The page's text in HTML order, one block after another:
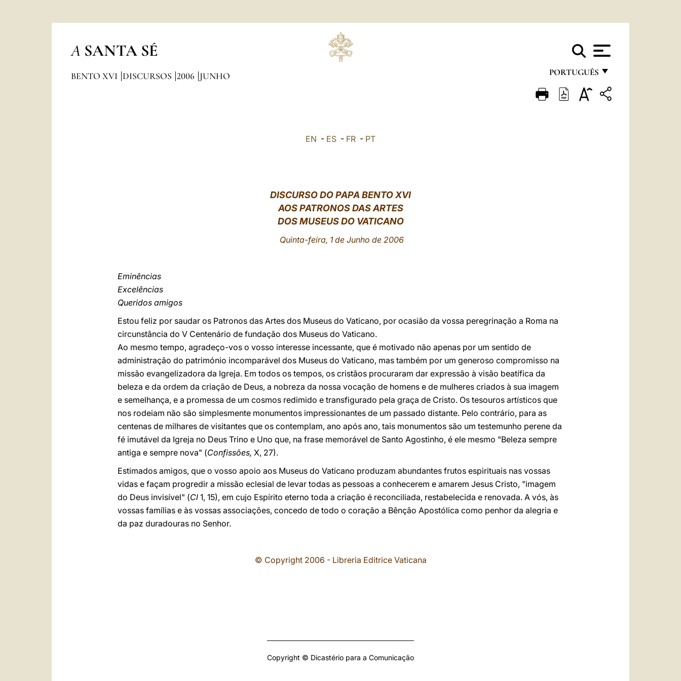
A SANTA SÉ
PORTUGUÊS
FRANÇAIS
BENTO XVI DISCURSOS 2006 JUNHO
EN - ES - FR - PT
DISCURSO DO PAPA BENTO XVI
AOS PATRONOS DAS ARTES
DOS MUSEUS DO VATICANO
Quinta-feira, 1 de Junho de 2006
Eminências
Excelências
Queridos amigos
Estou feliz por saudar os Patronos das Artes dos Museus do Vaticano, por ocasião da vossa peregrinação a Roma na
circunstância do V Centenário de fundação dos Museus do Vaticano.
Ao mesmo tempo, agradeço-vos o vosso interesse incessante, que é motivado não apenas por um sentido de
administração do património incomparável dos Museus do Vaticano, mas também por um generoso compromisso na
missão evangelizadora da Igreja. Em todos os tempos, os cristãos procuraram dar expressão à visão beatífica da
beleza e da ordem da criação de Deus, a nobreza da nossa vocação de homens e de mulheres criados à sua imagem
e semelhança, e a promessa de um cosmos redimido e transfigurado pela graça de Cristo. Os tesouros artísticos que
nos rodeiam não são simplesmente monumentos impressionantes de um passado distante. Pelo contrário, para as
centenas de milhares de visitantes que os contemplam, ano após ano, tais monumentos são um testemunho perene da
fé imutável da Igreja no Deus Trino e Uno que, na frase memorável de Santo Agostinho, é ele mesmo "Beleza sempre
antiga e sempre nova" (Confissões, X, 27).
Estimados amigos, que o vosso apoio aos Museus do Vaticano produzam abundantes frutos espirituais nas vossas
vidas e façam progredir a missão eclesial de levar todas as pessoas a conhecerem e amarem Jesus Cristo, "imagem
do Deus invisível" (Cl 1, 15), em cujo Espírito eterno toda a criação é reconciliada, restabelecida e renovada. A vós, às
vossas famílias e às vossas associações, concedo de todo o coração a Bênção Apostólica como penhor da alegria e
da paz duradouras no Senhor.
© Copyright 2006 - Libreria Editrice Vaticana
Copyright © Dicastério para a Comunicação